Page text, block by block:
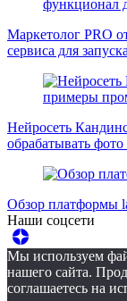
Маркетолог PRO
сервиса для
Нейросеть
обрабатывать фото
Обзор платформы
Наши соцсети
Мы используем
нашего сайта.
соглашаетесь на